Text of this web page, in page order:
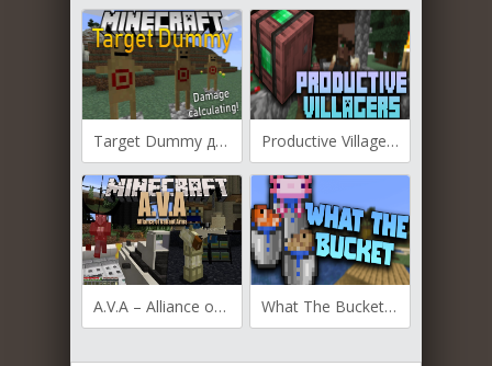
Target Dummy для Майнкрафт [1.19.4, 1.19.2, 1.18.2] Productive Villagers для Майнкрафт [1.19.2, 1.18.2]
A.V.A – Alliance of Valiant Arms Guns для Майнкрафт [1.19.3, 1.19.2, 1.19.1] What The Bucket для Майнкрафт [1.19.3, 1.19.2, 1.19.1]